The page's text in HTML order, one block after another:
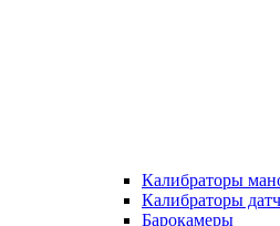
Калибраторы
Калибраторы
Барокамеры